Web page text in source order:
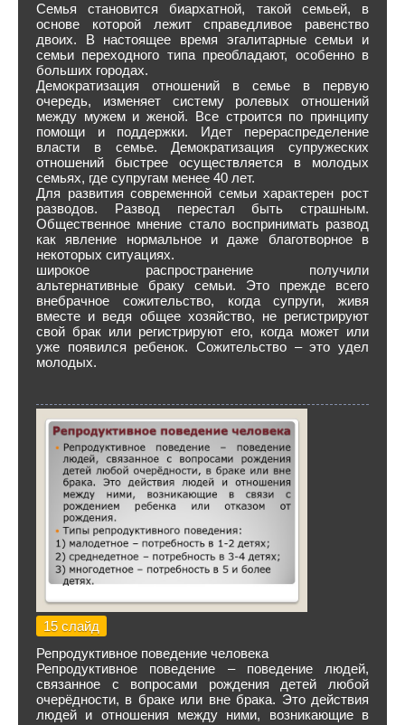
Семья становится биархатной, такой семьей, в
основе которой лежит справедливое равенство
двоих. В настоящее время эгалитарные семьи и
семьи переходного типа преобладают, особенно в
больших городах.
Демократизация отношений в семье в первую
очередь, изменяет систему ролевых отношений
между мужем и женой. Все строится по принципу
помощи и поддержки. Идет перераспределение
власти в семье. Демократизация супружеских
отношений быстрее осуществляется в молодых
семьях, где супругам менее 40 лет.
Для развития современной семьи характерен рост
разводов. Развод перестал быть страшным.
Общественное мнение стало воспринимать развод
как явление нормальное и даже благотворное в
некоторых ситуациях.
широкое распространение получили
альтернативные браку семьи. Это прежде всего
внебрачное сожительство, когда супруги, живя
вместе и ведя общее хозяйство, не регистрируют
свой брак или регистрируют его, когда может или
уже появился ребенок. Сожительство – это удел
молодых.
15 слайд
Репродуктивное поведение человека
Репродуктивное поведение – поведение людей,
связанное с вопросами рождения детей любой
очерёдности, в браке или вне брака. Это действия
людей и отношения между ними, возникающие в